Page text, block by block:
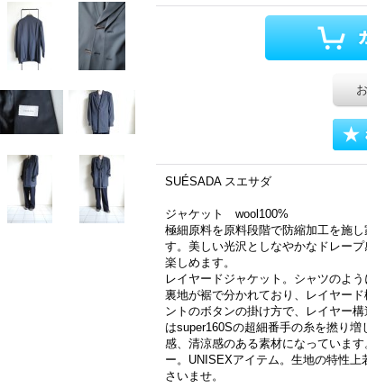
SUÉSADA スエサダ
ジャケット wool100%
極細原料を原料段階で防縮加工を施
す。美しい光沢としなやかなドレー
楽しめます。
レイヤードジャケット。シャツのよ
裏地が裾で分かれており、レイヤー
ントのボタンの掛け方で、レイヤー
はsuper160Sの超細番手の糸を撚り
感、清涼感のある素材になっていま
ー。UNISEXアイテム。生地の特性
さいませ。